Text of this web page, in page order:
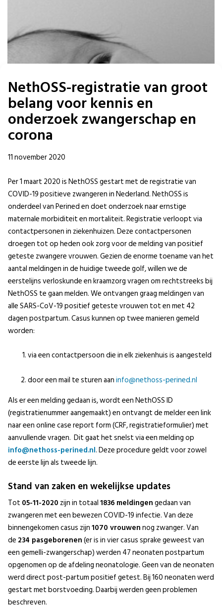
NethOSS-registratie van groot
belang voor kennis en
onderzoek zwangerschap en
corona
11 november 2020
Per 1 maart 2020 is NethOSS gestart met de registratie van
COVID-19 positieve zwangeren in Nederland. NethOSS is
onderdeel van Perined en doet onderzoek naar ernstige
maternale morbiditeit en mortaliteit. Registratie verloopt via
contactpersonen in ziekenhuizen. Deze contactpersonen
droegen tot op heden ook zorg voor de melding van positief
geteste zwangere vrouwen. Gezien de enorme toename van het
aantal meldingen in de huidige tweede golf, willen we de
eerstelijns verloskunde en kraamzorg vragen om rechtstreeks bij
NethOSS te gaan melden. We ontvangen graag meldingen van
alle SARS-CoV-19 positief geteste vrouwen tot en met 42
dagen postpartum. Casus kunnen op twee manieren gemeld
worden:
via een contactpersoon die in elk ziekenhuis is aangesteld
door een mail te sturen aaninfo@nethoss-perined.nl
Als er een melding gedaan is, wordt een NethOSS ID
(registratienummer aangemaakt) en ontvangt de melder een link
naar een online case report form (CRF, registratieformulier) met
aanvullende vragen. Dit gaat het snelst via een melding op
info@nethoss-perined.nl. Deze procedure geldt voor zowel
de eerste lijn als tweede lijn.
Stand van zaken en wekelijkse updates
Tot 05-11-2020 zijn in totaal1836 meldingengedaan van
zwangeren met een bewezen COVID-19 infectie. Van deze
binnengekomen casus zijn1070 vrouwennog zwanger. Van
de 234 pasgeborenen(er is in vier casus sprake geweest van
een gemelli-zwangerschap) werden 47 neonaten postpartum
opgenomen op de afdeling neonatologie. Geen van de neonaten
werd direct post-partum positief getest. Bij 160 neonaten werd
gestart met borstvoeding. Daarbij werden geen problemen
beschreven.